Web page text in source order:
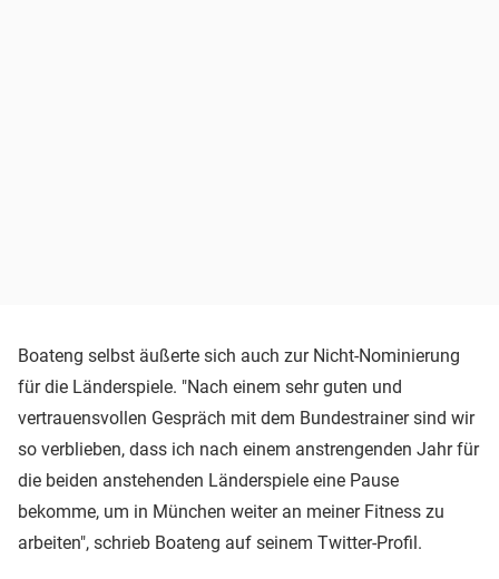
Boateng selbst äußerte sich auch zur Nicht-Nominierung
für die Länderspiele. "Nach einem sehr guten und
vertrauensvollen Gespräch mit dem Bundestrainer sind wir
so verblieben, dass ich nach einem anstrengenden Jahr für
die beiden anstehenden Länderspiele eine Pause
bekomme, um in München weiter an meiner Fitness zu
arbeiten", schrieb Boateng auf seinem Twitter-Profil.